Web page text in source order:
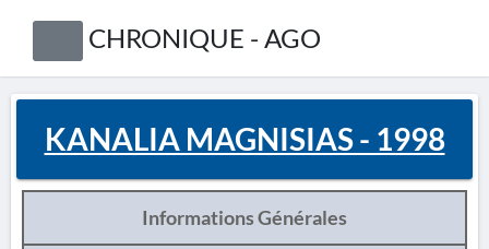
CHRONIQUE - AGO
KANALIA MAGNISIAS - 1998
Informations Générales